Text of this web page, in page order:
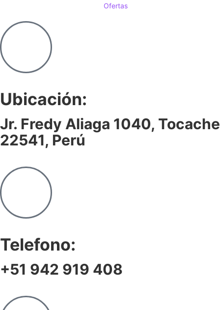
Ofertas
Ubicación:
Jr. Fredy Aliaga 1040, Tocache
22541, Perú
Telefono:
+51 942 919 408